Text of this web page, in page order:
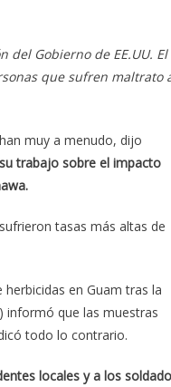
Gobierno de EE.UU. El
que sufren maltrato
muy a menudo, dijo
trabajo sobre el impacto
tasas más altas de
en Guam tras la
informó que las muestras
todo lo contrario.
locales y a los